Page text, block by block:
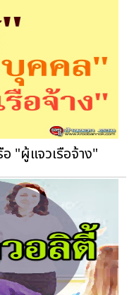
"ผู้แจวเรือจ้าง"